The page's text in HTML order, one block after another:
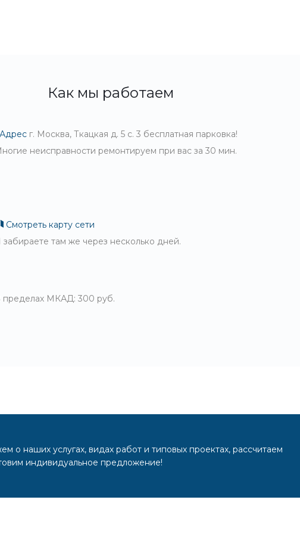
Как мы работаем
Адрес г. Москва, Ткацкая д. 5 с. 3 бесплатная парковка!
неисправности ремонтируем при вас за 30 мин.
Смотреть карту сети
забираете там же через несколько дней.
пределах МКАД: 300 руб.
о наших услугах, видах работ и типовых проектах, рассчитаем
индивидуальное предложение!